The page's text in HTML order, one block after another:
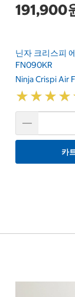
191,900
닌자 크리스피
FN090KR
Ninja Crispi Air
★★★★
★★★★
카